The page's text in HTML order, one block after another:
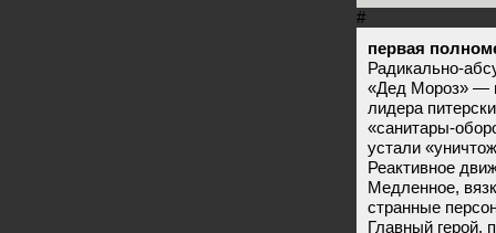
#
первая
Радикально-
«Дед Мороз» —
лидера
«санитары-
устали
Реактивное
Медленное,
странные
Главный герой,